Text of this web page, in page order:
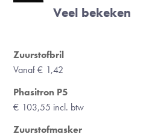
Veel bekeken
Zuurstofbril
Vanaf€ 1,42
Phasitron P5
€ 103,55 incl. btw
Zuurstofmasker